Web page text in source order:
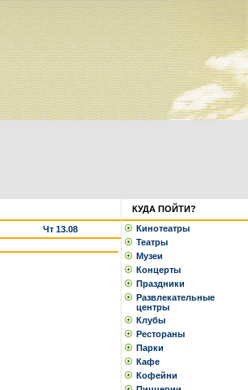
Чт 13.08
КУДА ПОЙТИ?
Кинотеатры
Театры
Музеи
Концерты
Праздники
Развлекательные
центры
Клубы
Рестораны
Парки
Кафе
Кофейни